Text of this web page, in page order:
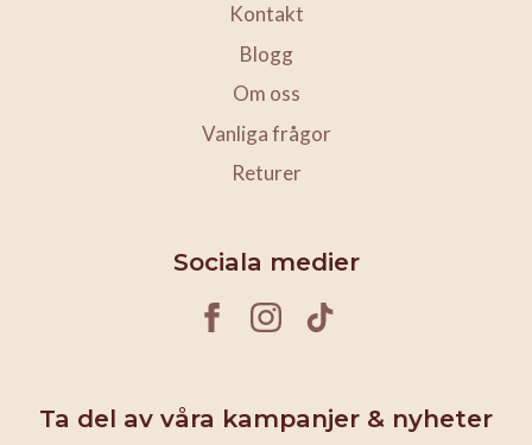
Kontakt
Blogg
Om oss
Vanliga frågor
Returer
Sociala medier
Ta del av våra kampanjer & nyheter